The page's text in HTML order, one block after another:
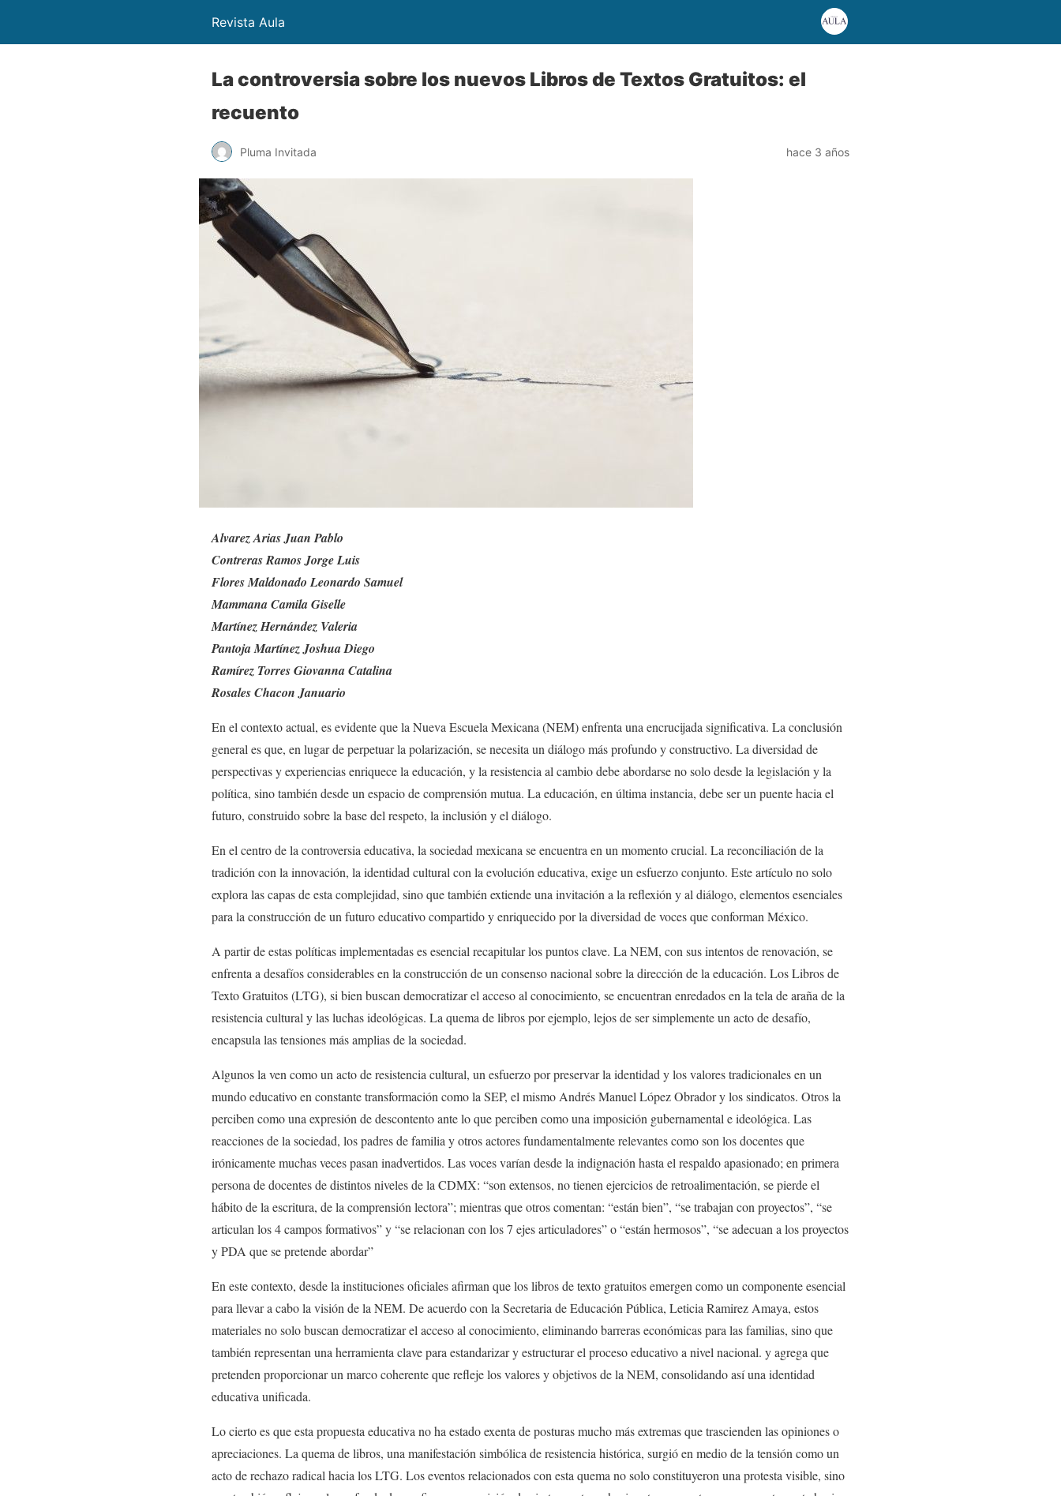
Revista Aula
La controversia sobre los nuevos Libros de Textos Gratuitos: el
recuento
Pluma Invitada hace 3 años
Alvarez Arias Juan Pablo
Contreras Ramos Jorge Luis
Flores Maldonado Leonardo Samuel
Mammana Camila Giselle
Martínez Hernández Valeria
Pantoja Martínez Joshua Diego
Ramírez Torres Giovanna Catalina
Rosales Chacon Januario
En el contexto actual, es evidente que la Nueva Escuela Mexicana (NEM) enfrenta una encrucijada significativa. La conclusión
general es que, en lugar de perpetuar la polarización, se necesita un diálogo más profundo y constructivo. La diversidad de
perspectivas y experiencias enriquece la educación, y la resistencia al cambio debe abordarse no solo desde la legislación y la
política, sino también desde un espacio de comprensión mutua. La educación, en última instancia, debe ser un puente hacia el
futuro, construido sobre la base del respeto, la inclusión y el diálogo.
En el centro de la controversia educativa, la sociedad mexicana se encuentra en un momento crucial. La reconciliación de la
tradición con la innovación, la identidad cultural con la evolución educativa, exige un esfuerzo conjunto. Este artículo no solo
explora las capas de esta complejidad, sino que también extiende una invitación a la reflexión y al diálogo, elementos esenciales
para la construcción de un futuro educativo compartido y enriquecido por la diversidad de voces que conforman México.
A partir de estas políticas implementadas es esencial recapitular los puntos clave. La NEM, con sus intentos de renovación, se
enfrenta a desafíos considerables en la construcción de un consenso nacional sobre la dirección de la educación. Los Libros de
Texto Gratuitos (LTG), si bien buscan democratizar el acceso al conocimiento, se encuentran enredados en la tela de araña de la
resistencia cultural y las luchas ideológicas. La quema de libros por ejemplo, lejos de ser simplemente un acto de desafío,
encapsula las tensiones más amplias de la sociedad.
Algunos la ven como un acto de resistencia cultural, un esfuerzo por preservar la identidad y los valores tradicionales en un
mundo educativo en constante transformación como la SEP, el mismo Andrés Manuel López Obrador y los sindicatos. Otros la
perciben como una expresión de descontento ante lo que perciben como una imposición gubernamental e ideológica. Las
reacciones de la sociedad, los padres de familia y otros actores fundamentalmente relevantes como son los docentes que
irónicamente muchas veces pasan inadvertidos. Las voces varían desde la indignación hasta el respaldo apasionado; en primera
persona de docentes de distintos niveles de la CDMX: “son extensos, no tienen ejercicios de retroalimentación, se pierde el
hábito de la escritura, de la comprensión lectora”; mientras que otros comentan: “están bien”, “se trabajan con proyectos”, “se
articulan los 4 campos formativos” y “se relacionan con los 7 ejes articuladores” o “están hermosos”, “se adecuan a los proyectos
y PDA que se pretende abordar”
En este contexto, desde la instituciones oficiales afirman que los libros de texto gratuitos emergen como un componente esencial
para llevar a cabo la visión de la NEM. De acuerdo con la Secretaria de Educación Pública, Leticia Ramirez Amaya, estos
materiales no solo buscan democratizar el acceso al conocimiento, eliminando barreras económicas para las familias, sino que
también representan una herramienta clave para estandarizar y estructurar el proceso educativo a nivel nacional. y agrega que
pretenden proporcionar un marco coherente que refleje los valores y objetivos de la NEM, consolidando así una identidad
educativa unificada.
Lo cierto es que esta propuesta educativa no ha estado exenta de posturas mucho más extremas que trascienden las opiniones o
apreciaciones. La quema de libros, una manifestación simbólica de resistencia histórica, surgió en medio de la tensión como un
acto de rechazo radical hacia los LTG. Los eventos relacionados con esta quema no solo constituyeron una protesta visible, sino